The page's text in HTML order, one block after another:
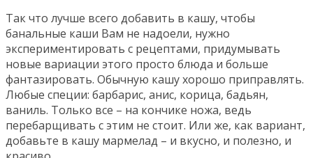
Так что лучше всего добавить в кашу, чтобы
банальные каши Вам не надоели, нужно
экспериментировать с рецептами, придумывать
новые вариации этого просто блюда и больше
фантазировать. Обычную кашу хорошо приправлять.
Любые специи: барбарис, анис, корица, бадьян,
ваниль. Только все – на кончике ножа, ведь
перебарщивать с этим не стоит. Или же, как вариант,
добавьте в кашу мармелад – и вкусно, и полезно, и